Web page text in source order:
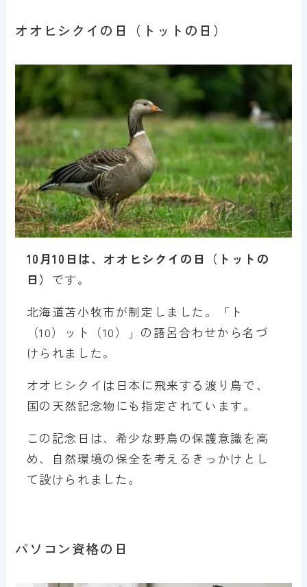
オオヒシクイの日（トットの日）
10月10日は、オオヒシクイの日（トットの
日） です。
北海道苫小牧市が制定しました。「ト
（10）ット（10）」の語呂合わせから名づ
けられました。
オオヒシクイは日本に飛来する渡り鳥で、
国の天然記念物にも指定されています。
この記念日は、希少な野鳥の保護意識を高
め、自然環境の保全を考えるきっかけとし
て設けられました。
パソコン資格の日